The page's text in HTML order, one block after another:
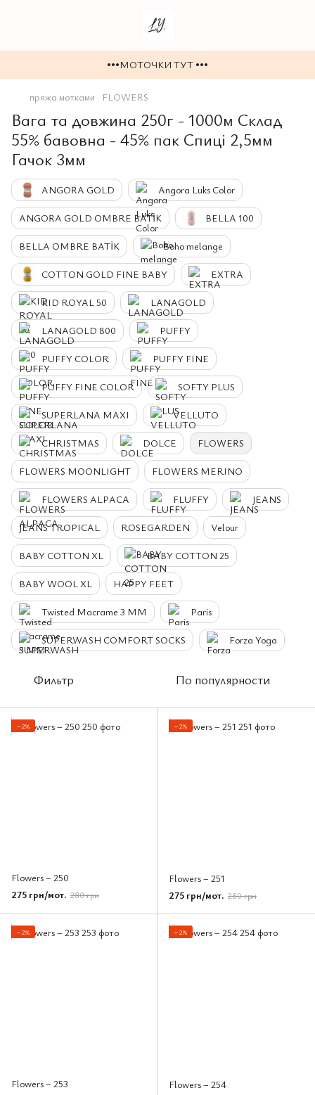
•••МОТОЧКИ ТУТ •••
пряжа мотками FLOWERS
Вага та довжина 250г - 1000м Склад
55% бавовна - 45% пак Спиці 2,5мм
Гачок 3мм
ANGORA GOLD Angora Luks Color
ANGORA GOLD OMBRE BATİK BELLA 100
BELLA OMBRE BATİK Boho melange
COTTON GOLD FINE BABY EXTRA
KID ROYAL 50 LANAGOLD
LANAGOLD 800 PUFFY
PUFFY COLOR PUFFY FINE
PUFFY FINE COLOR SOFTY PLUS
SUPERLANA MAXI VELLUTO
CHRISTMAS DOLCE FLOWERS
FLOWERS MOONLIGHT FLOWERS MERINO
FLOWERS ALPACA FLUFFY JEANS
JEANS TROPICAL ROSEGARDEN Velour
BABY COTTON XL BABY COTTON 25
BABY WOOL XL HAPPY FEET
Twisted Macrame 3 MM Paris
SUPERWASH COMFORT SOCKS Forza Yoga
Фильтр По популярности
−2%
Flowers – 250
275 грн/мот. 280 грн
−2%
Flowers – 251
275 грн/мот. 280 грн
−2%
Flowers – 253
−2%
Flowers – 254